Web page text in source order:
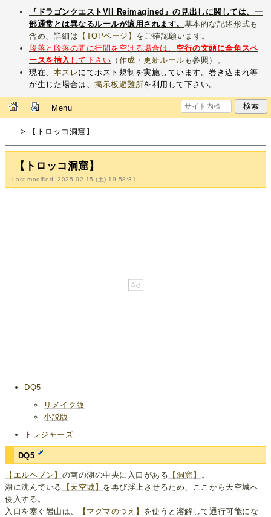
『ドラゴンクエストVII Reimagined』の見出しに関しては、一
部通常とは異なるルールが適用されます。 基本的な記述形式も
含め、詳細は 【TOPページ】 をご確認願います。
段落と段落の間に行間を空ける場合は、 空行の文頭に全角スペ
ースを挿入 して下さい （ 作成・更新ルール も参照）。
現在、 本スレにてホスト規制を実施しています。巻き込まれ等
が生じた場合は、掲示板避難所を利用して下さい。
Menu
> 【トロッコ洞窟】
【トロッコ洞窟】
Last-modified: 2025-02-15 (土) 19:58:31
DQ5
リメイク版
小説版
トレジャーズ
DQ5
【エルヘブン】 の南の湖の中央に入口がある 【洞窟】 。
湖に沈んでいる
【天空城】 を再び浮上させるため、ここから天空城へ
侵入する。
入口を塞ぐ岩山は、
【マグマのつえ】 を使うと溶解して通行可能にな